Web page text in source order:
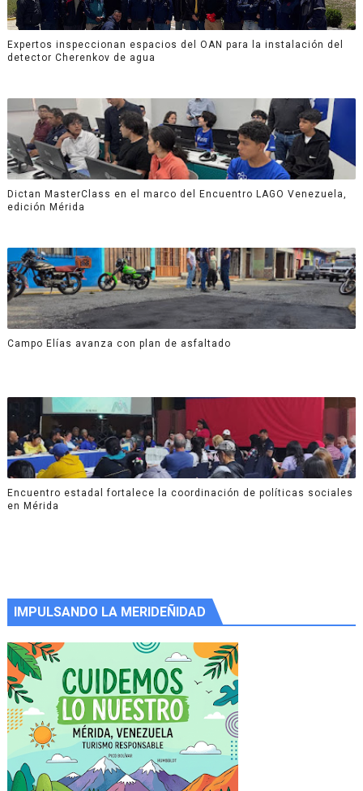
Expertos inspeccionan espacios del OAN para la instalación del
detector Cherenkov de agua
Dictan MasterClass en el marco del Encuentro LAGO Venezuela,
edición Mérida
Campo Elías avanza con plan de asfaltado
Encuentro estadal fortalece la coordinación de políticas sociales
en Mérida
IMPULSANDO LA MERIDEÑIDAD